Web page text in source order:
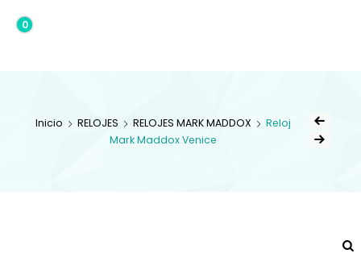
0,00€
0
Inicio RELOJES RELOJES MARK MADDOX
Reloj
Mark Maddox Venice